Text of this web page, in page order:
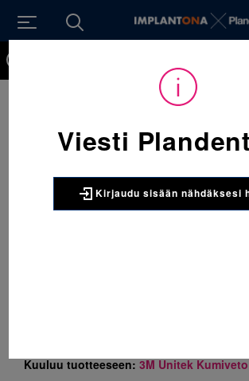
Oikominen / Kumilenkit
404-146 Kumiveto Greg 2 oz, 5,16 in (7,9 mm) 30 x
3M UNITEK
404-146 Kumiveto Greg 2
in (7,9 mm) 30 x 100 kpl
Kuuluu tuotteeseen: 3M Unitek Kumiveto
Viesti
Kirjaudu sisään nähdäksesi